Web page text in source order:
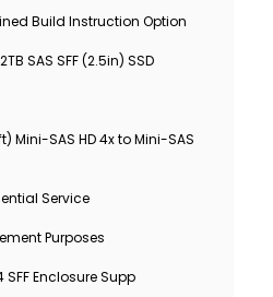
Build Instruction Option
SAS SFF (2.5in) SSD
Mini-SAS HD 4x to Mini-SAS
Service
Purposes
SFF Enclosure Supp